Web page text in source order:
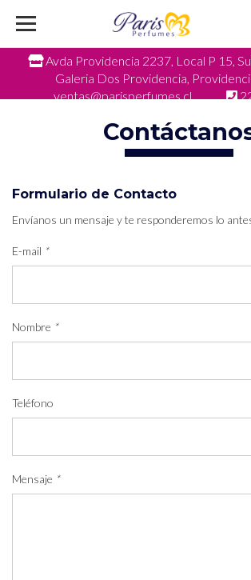
Avda Providencia 2237, Local P 15,
Galeria Dos Providencia,
ventas@parisperfumes.cl
Formulario de Contacto
Envíanos un mensaje y te responderemos lo
E-mail *
Nombre *
Teléfono
Mensaje *